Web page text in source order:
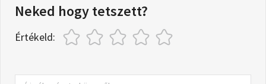
Neked hogy tetszett?
Értékeld: